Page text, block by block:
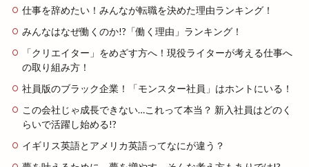
仕事を辞めたい！みんなが転職を決めた理由ランキング！
みんなはなぜ働くのか!?「働く理由」ランキング！
「クリエイター」をめざす方へ！現役ライターが考える仕事へ
の取り組み方！
社員版のブラック企業！「モンスター社員」はホントにいる！
この会社じゃ成長できない…これって本当？ 新入社員はどのく
らいで活躍し始める!?
イギリス英語とアメリカ英語ってなにが違う？